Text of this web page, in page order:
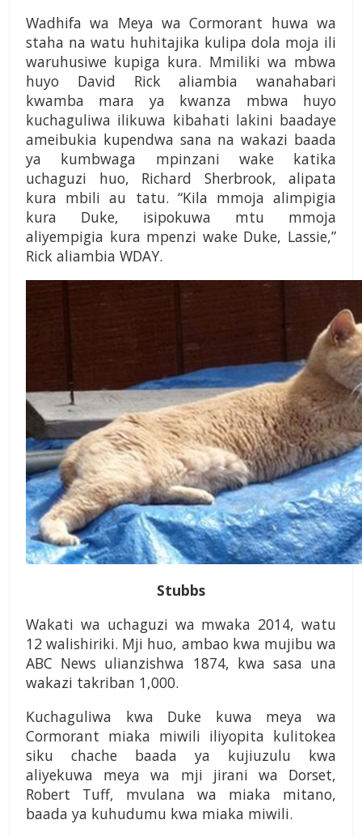
Wadhifa wa Meya wa Cormorant huwa wa
staha na watu huhitajika kulipa dola moja ili
waruhusiwe kupiga kura. Mmiliki wa mbwa
huyo David Rick aliambia wanahabari
kwamba mara ya kwanza mbwa huyo
kuchaguliwa ilikuwa kibahati lakini baadaye
ameibukia kupendwa sana na wakazi baada
ya kumbwaga mpinzani wake katika
uchaguzi huo, Richard Sherbrook, alipata
kura mbili au tatu. “Kila mmoja alimpigia
kura Duke, isipokuwa mtu mmoja
aliyempigia kura mpenzi wake Duke, Lassie,”
Rick aliambia WDAY.
Stubbs
Wakati wa uchaguzi wa mwaka 2014, watu
12 walishiriki. Mji huo, ambao kwa mujibu wa
ABC News ulianzishwa 1874, kwa sasa una
wakazi takriban 1,000.
Kuchaguliwa kwa Duke kuwa meya wa
Cormorant miaka miwili iliyopita kulitokea
siku chache baada ya kujiuzulu kwa
aliyekuwa meya wa mji jirani wa Dorset,
Robert Tuff, mvulana wa miaka mitano,
baada ya kuhudumu kwa miaka miwili.